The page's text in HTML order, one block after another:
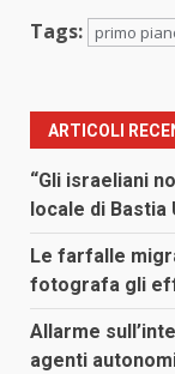
Tags: primo
ARTICOLI
“Gli israeliani
locale di Bastia
Le farfalle
fotografa gli
Allarme
agenti